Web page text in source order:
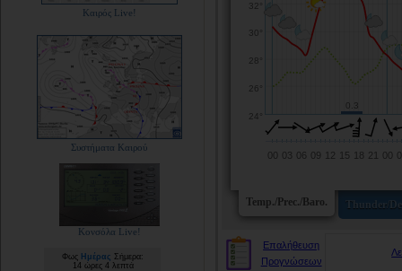
Καιρός Live!
Συστήματα Καιρού
Κονσόλα Live!
Φως Ημέρας Σήμερα:
14 ώρες 4 λεπτά
Επαλήθευση
Προγνώσεων